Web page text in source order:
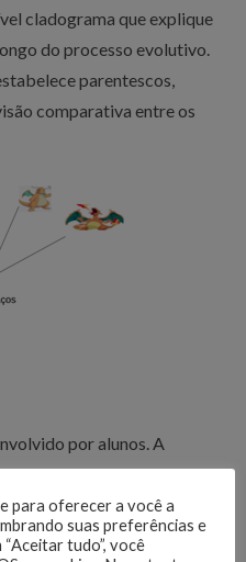
cladograma que explique
do processo evolutivo.
parentescos,
comparativa entre os
por alunos. A
apenas nos seres que
a estrutura olho é
para oferecer a você a
suas preferências e
tudo”, você